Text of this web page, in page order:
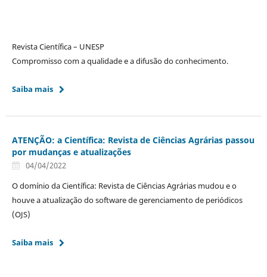
Revista Científica – UNESP
Compromisso com a qualidade e a difusão do conhecimento.
Saiba mais
ATENÇÃO: a Científica: Revista de Ciências Agrárias passou
por mudanças e atualizações
04/04/2022
O domínio da Científica: Revista de Ciências Agrárias mudou e o
houve a atualização do software de gerenciamento de periódicos
(OJS)
Saiba mais